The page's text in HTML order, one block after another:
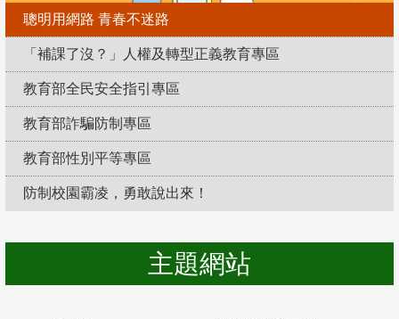
聰明用網路 青春不迷路
「補課了沒？」人權及轉型正義教育專區
教育部全民安全指引專區
教育部詐騙防制專區
教育部性別平等專區
防制校園霸凌，勇敢說出來！
主題網站